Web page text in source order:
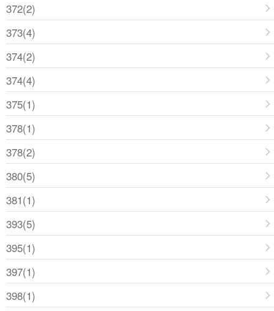
372(2)
373(4)
374(2)
374(4)
375(1)
378(1)
378(2)
380(5)
381(1)
393(5)
395(1)
397(1)
398(1)